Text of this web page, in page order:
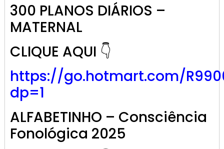
300 PLANOS DIÁRIOS –
MATERNAL
CLIQUE AQUI 👇
https://go.hotmart.com/
dp=1
ALFABETINHO – Consciência
Fonológica 2025